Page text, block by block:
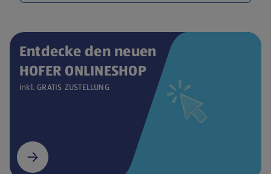
Entdecke den neuen
HOFER ONLINESHOP
inkl. GRATIS ZUSTELLUNG